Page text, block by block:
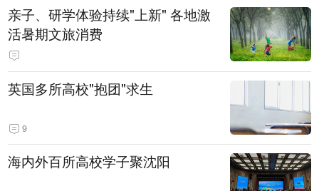
亲子、研学体验持续"上新" 各地激
活暑期文旅消费
英国多所高校"抱团"求生
9
海内外百所高校学子聚沈阳